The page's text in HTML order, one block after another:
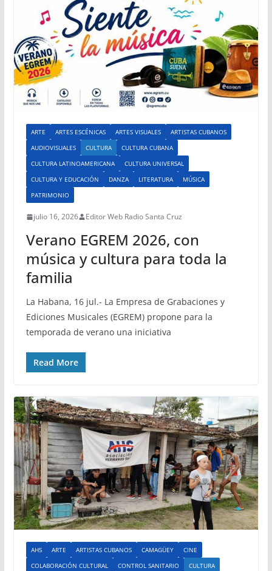
ARTE ARTES ESCÉNICAS ARTES VISUALES
ARTISTAS CUBANOS
AUDIOVISUALES
CULTURA
CULTURA CUBANA
CULTURA LATINOAMERICANA
CULTURA UNIVERSAL
CULTURA Y EDUCACIÓN
DANZA LITERATURA
MÚSICA
PATRIMONIO
julio 16, 2026 Editor Web Radio Santa Cruz
Verano EGREM 2026, con
música y cultura para toda la
familia
La Habana, 16 jul.- La Empresa de Grabaciones y
Ediciones Musicales (EGREM) propone para la
temporada de verano una iniciativa
Read More
AHS ARTE ARTISTAS CUBANOS CAMAGÜEY
CINE
COLABORACIÓN CULTURAL
CONTROL SANITARIO
CULTURA